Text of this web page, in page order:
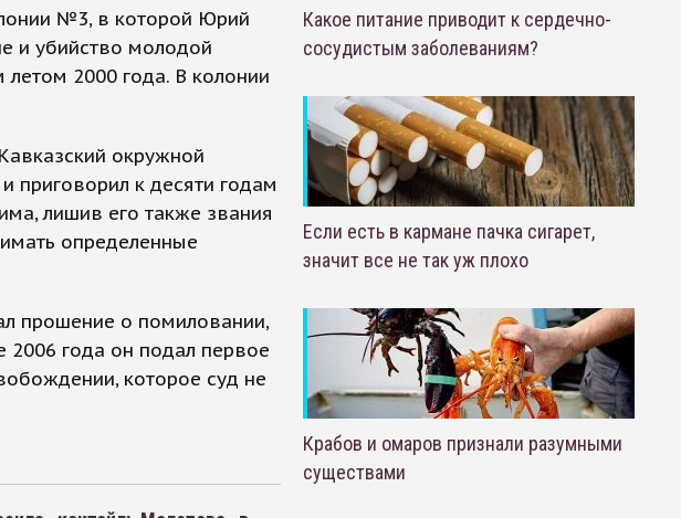
№3, в которой Юрий
и убийство молодой
2000 года. В колонии
окружной
приговорил к десяти годам
лишив его также звания
определенные
прошение о помиловании,
года он подал первое
которое суд не
Какое питание приводит к сердечно-
сосудистым заболеваниям?
Если есть в кармане пачка сигарет,
значит все не так уж плохо
Крабов и омаров признали разумными
существами